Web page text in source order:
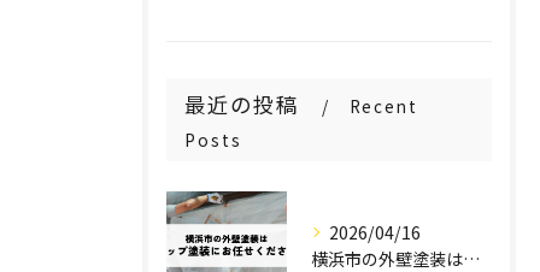
最近の投稿
Recent
Posts
2026/04/16
横浜市の外壁塗装はステップ塗装にお任せください！